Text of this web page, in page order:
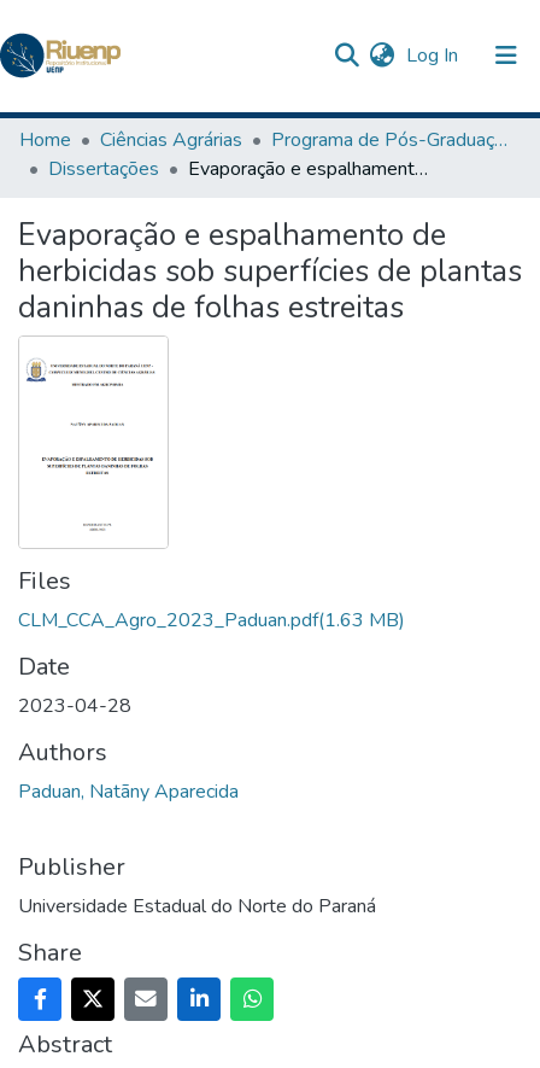
Log In (current)
Communities & Collections
Browse DSpace
Statistics
The Repository
Home Ciências Agrárias
Programa de Pós-Graduação em Agronomia
Dissertações
Evaporação e espalhamento de herbicidas sob superfícies de plantas daninhas de folhas estreitas
Evaporação e espalhamento de
herbicidas sob superfícies de plantas
daninhas de folhas estreitas
Files
CLM_CCA_Agro_2023_Paduan.pdf(1.63 MB)
Date
2023-04-28
Authors
Paduan, Natãny Aparecida
Publisher
Universidade Estadual do Norte do Paraná
Share
Abstract